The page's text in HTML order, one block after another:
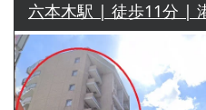
六本木駅 | 徒歩11分 |